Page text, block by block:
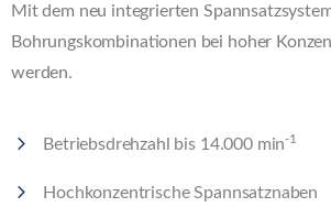
Mit dem neu integrierten
Bohrungskombinationen bei hoher
werden.
Betriebsdrehzahl bis 14.000 min-1
Hochkonzentrische Spannsatznaben